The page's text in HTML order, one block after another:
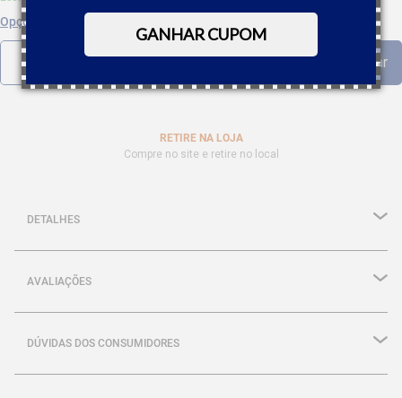
GANHAR CUPOM
Opções de parcelamento
RETIRE NA LOJA
Compre no site e retire no local
DETALHES
AVALIAÇÕES
DÚVIDAS DOS CONSUMIDORES